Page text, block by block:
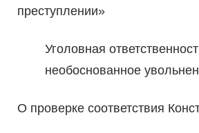
преступлении»
Уголовная
необоснованное
О проверке соответствия